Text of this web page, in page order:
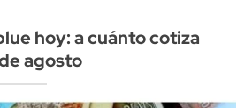
hoy: a cuánto cotiza
agosto